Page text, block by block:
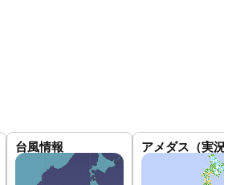
台風情報 アメダス（実況